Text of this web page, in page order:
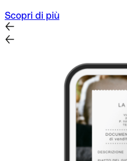
Scopri di più